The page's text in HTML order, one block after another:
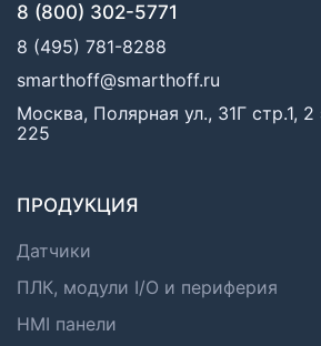
8 (800) 302-5771
8 (495) 781-8288
smarthoff@smarthoff.ru
Москва, Полярная ул., 31Г стр.1, 2
225
ПРОДУКЦИЯ
Датчики
ПЛК, модули I/O и периферия
HMI панели